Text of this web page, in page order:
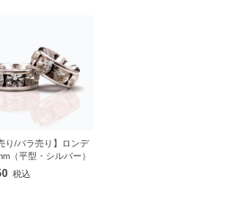
り/バラ売り】ロンデ
（平型・シルバー）